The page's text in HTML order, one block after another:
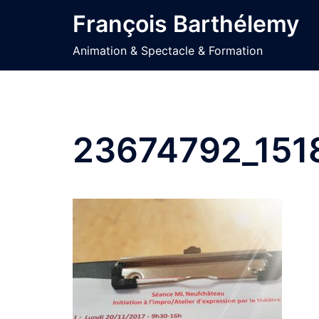
François Barthélemy
Animation & Spectacle & Formation